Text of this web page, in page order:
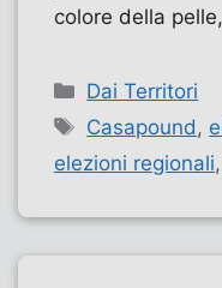
colore della
Categorie
Dai Territori
Tag
Casapound ,
elezioni regionali,